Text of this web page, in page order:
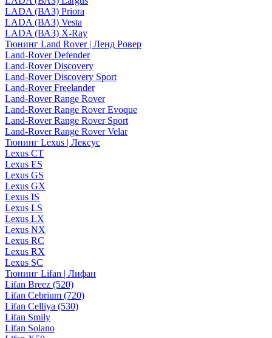
LADA (ВАЗ) Priora
LADA (ВАЗ) Vesta
LADA (ВАЗ) X-Ray
Тюнинг Land Rover | Ленд Ровер
Land-Rover Defender
Land-Rover Discovery
Land-Rover Discovery Sport
Land-Rover Freelander
Land-Rover Range Rover
Land-Rover Range Rover Evoque
Land-Rover Range Rover Sport
Land-Rover Range Rover Velar
Тюнинг Lexus | Лексус
Lexus CT
Lexus ES
Lexus GS
Lexus GX
Lexus IS
Lexus LS
Lexus LX
Lexus NX
Lexus RC
Lexus RX
Lexus SC
Тюнинг Lifan | Лифан
Lifan Breez (520)
Lifan Cebrium (720)
Lifan Celliya (530)
Lifan Smily
Lifan Solano